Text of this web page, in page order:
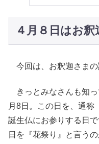
４月８日はお
今回は、お釈迦さまの
きっとみなさんも知
月8日。この日を、通称
誕生仏にお参りする日
日を『花祭り』と言うの